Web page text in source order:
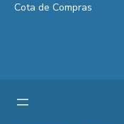
Cota de Compras